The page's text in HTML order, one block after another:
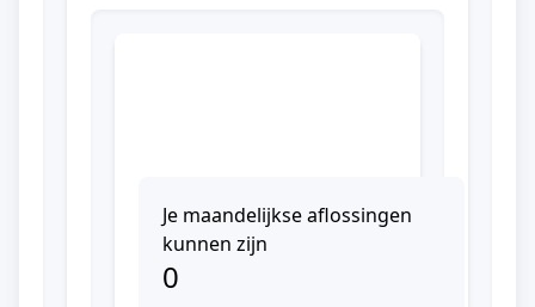
Je maandelijkse aflossingen
kunnen zijn
0